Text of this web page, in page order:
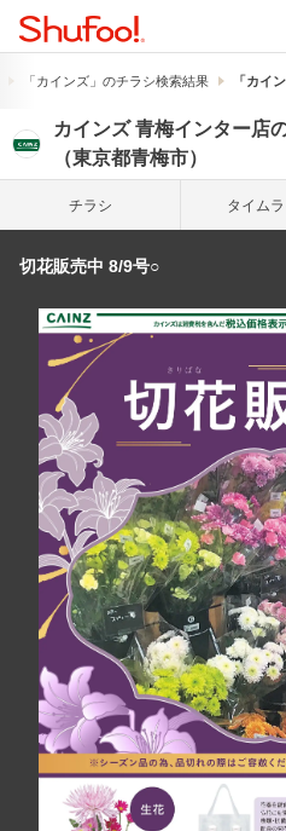
「カインズ」のチラシ検索結果 「カイ
カインズ 青梅インター店
（東京都青梅市）
チラシ タイム
切花販売中 8/9号○